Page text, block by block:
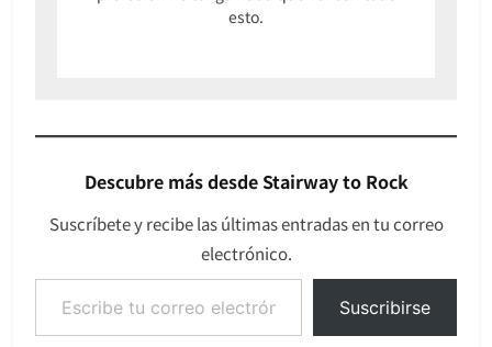
esto.
Descubre más desde Stairway to Rock
Suscríbete y recibe las últimas entradas en tu correo
electrónico.
Escribe tu correo electrónico…
Suscribirse